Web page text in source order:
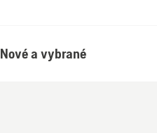
Nové a vybrané